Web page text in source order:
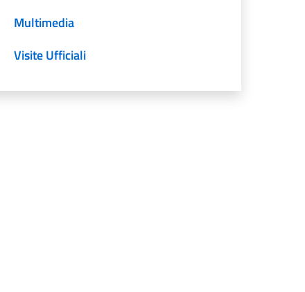
Multimedia
Visite Ufficiali